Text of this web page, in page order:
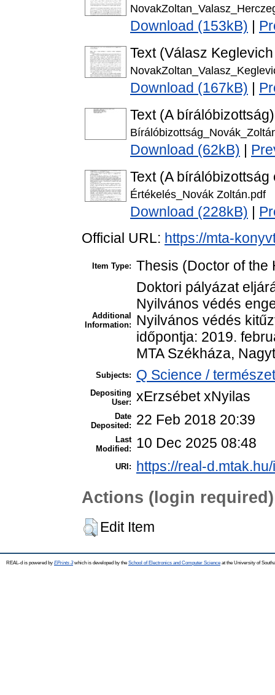
Download (153kB)
Text (Válasz
Download (167kB)
Text (A bírálóbizottság)
Download (62kB)
Text (A
Értékelés_Novák Zoltán.pdf
Download (228kB)
Official URL: https://mta-
Item Type: Thesis (Doctor of the
Additional
Information:
Doktori pályázat
Nyilvános védés
Nyilvános védés
időpontja: 2019.
MTA Székháza,
Subjects: Q Science /
Depositing
User: xErzsébet xNyilas
Date
Deposited:
22 Feb 2018 20:39
Last
Modified:
10 Dec 2025 08:48
URI: https://real-
Actions (login required)
Edit Item
REAL-d is powered by EPrints 3which is developed by the School of Electronics and Computer Science at the University of